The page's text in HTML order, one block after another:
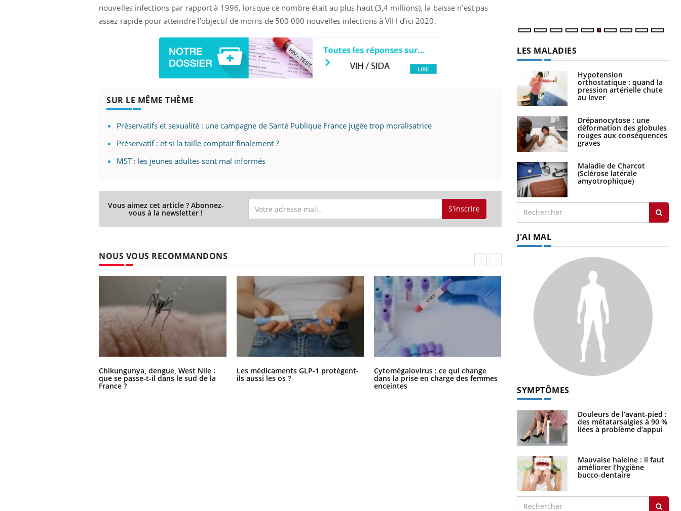
nouvelles infections par rapport à 1996, lorsque ce nombre était au plus haut (3,4 millions), la baisse n’est pas
assez rapide pour atteindre l’objectif de moins de 500 000 nouvelles infections à VIH d’ici 2020.
SUR LE MÊME THÈME
Préservatifs et sexualité : une campagne de Santé Publique France jugée trop moralisatrice
Préservatif : et si la taille comptait finalement ?
MST : les jeunes adultes sont mal informés
Vous aimez cet article ? Abonnez-
vous à la newsletter ! S'inscrire
NOUS VOUS RECOMMANDONS
Chikungunya, dengue, West Nile :
que se passe-t-il dans le sud de la
France ?
Les médicaments GLP-1 protègent-
ils aussi les os ?
Cytomégalovirus : ce qui change
dans la prise en charge des femmes
enceintes
La sieste empêche-t-elle de dormir
LES MALADIES
Hypotension
orthostatique : quand la
pression artérielle chute
au lever
Drépanocytose : une
déformation des globules
rouges aux conséquences
graves
Maladie de Charcot
(Sclérose latérale
amyotrophique)
J'AI MAL
SYMPTÔMES
Douleurs de l’avant-pied :
des métatarsalgies à 90 %
liées à problème d’appui
Mauvaise haleine : il faut
améliorer l’hygiène
bucco-dentaire